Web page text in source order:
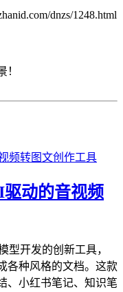
dnzs/1248.html
！
动的音视频
型开发的创新工具，
各种风格的文档。这款
、小红书笔记、知识笔